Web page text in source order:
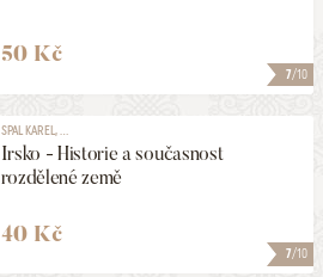
7/10
50 Kč
7/10
SPAL KAREL, ...
Irsko - Historie a současnost
rozdělené země
40 Kč